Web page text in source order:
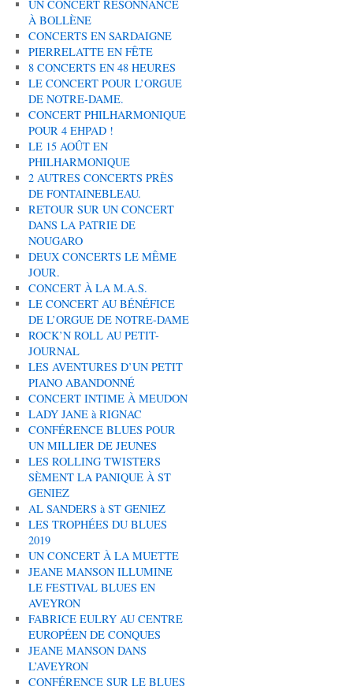
UN CONCERT RÉSONNANCE
À BOLLÈNE
CONCERTS EN SARDAIGNE
PIERRELATTE EN FÊTE
8 CONCERTS EN 48 HEURES
LE CONCERT POUR L’ORGUE
DE NOTRE-DAME.
CONCERT PHILHARMONIQUE
POUR 4 EHPAD !
LE 15 AOÛT EN
PHILHARMONIQUE
2 AUTRES CONCERTS PRÈS
DE FONTAINEBLEAU.
RETOUR SUR UN CONCERT
DANS LA PATRIE DE
NOUGARO
DEUX CONCERTS LE MÊME
JOUR.
CONCERT À LA M.A.S.
LE CONCERT AU BÉNÉFICE
DE L’ORGUE DE NOTRE-DAME
ROCK’N ROLL AU PETIT-
JOURNAL
LES AVENTURES D’UN PETIT
PIANO ABANDONNÉ
CONCERT INTIME À MEUDON
LADY JANE à RIGNAC
CONFÉRENCE BLUES POUR
UN MILLIER DE JEUNES
LES ROLLING TWISTERS
SÈMENT LA PANIQUE À ST
GENIEZ
AL SANDERS à ST GENIEZ
LES TROPHÉES DU BLUES
2019
UN CONCERT À LA MUETTE
JEANE MANSON ILLUMINE
LE FESTIVAL BLUES EN
AVEYRON
FABRICE EULRY AU CENTRE
EUROPÉEN DE CONQUES
JEANE MANSON DANS
L’AVEYRON
CONFÉRENCE SUR LE BLUES